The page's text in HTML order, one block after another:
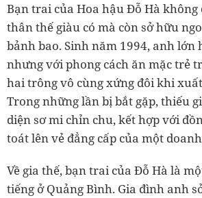
Bạn trai của Hoa hậu Đỗ Hà
thân thế giàu có mà còn sở hữu
bảnh bao. Sinh năm 1994, anh lớn
nhưng với phong cách ăn mặc trẻ
hai trông vô cùng xứng đôi khi
Trong những lần bị bắt gặp, thiếu
diện sơ mi chỉn chu, kết hợp với
toát lên vẻ đẳng cấp của một
Về gia thế, bạn trai của Đỗ Hà là
tiếng ở Quảng Bình. Gia đình anh